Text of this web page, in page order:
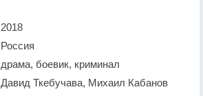
2018
Россия
драма, боевик, криминал
Давид Ткебучава, Михаил Кабанов